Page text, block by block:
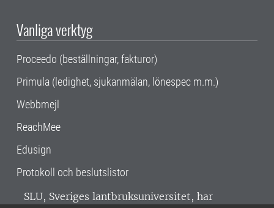
Vanliga verktyg
Proceedo (beställningar, fakturor)
Primula (ledighet, sjukanmälan, lönespec m.m.)
Webbmejl
ReachMee
Edusign
Protokoll och beslutslistor
SLU, Sveriges lantbruksuniversitet, har